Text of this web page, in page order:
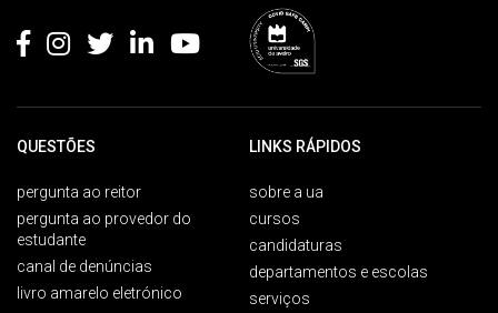
QUESTÕES
pergunta ao reitor
pergunta ao provedor do
estudante
canal de denúncias
livro amarelo eletrónico
LINKS RÁPIDOS
sobre a ua
cursos
candidaturas
departamentos e escolas
serviços